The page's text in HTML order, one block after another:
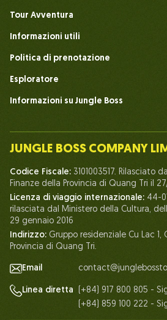
Tour Avventura
Informazioni utili
Politica di prenotazione
Esploratore
Informazioni su Jungle Boss
Il nostro team
Umano del Capo della Giungla
Vita a Jungle Boss
I nostri certificati
Partenariato
Contattaci
JUNGLE BOSS COMPANY
Codice Fiscale: 3101003517. Rilasciato
Finanze della Provincia di Quang Tri il 27/
Licenza di viaggio internazionale: 44-
rilasciata dal Ministero della Cultura,
29 gennaio 2016
Indirizzo: Gruppo residenziale Cu Lac 1,
Provincia di Quang Tri.
Email
Linea diretta
(+84) 917 800 805 -
(+84) 859 100 222 -